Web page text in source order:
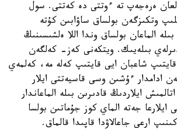
ەرەجەپ تە ءوتتى دە كەتتى. سول
وتكىزگەن بولساق ساۋابىن كۇتە
الماعان بولساق وندا اللا ەلشىسىنىڭ
بىلەيىك. ويتكەنى كەز- كەلگەن
شاعبان ايى قايتىپ كەلە مە، كەلمەي
ادامدار ءۇشىن وسى قاسيەتتى ايلار
ايلاردىڭ قادىرىن بىلە الماعاندار
جەتە الماي كوز جۇماتىن بولسا
ارعى جاعالاۋدا قاپىدا قالماق.